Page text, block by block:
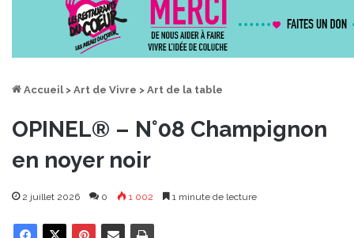
Accueil > Art de Vivre > Art de la table
OPINEL® – N°08 Champignon
en noyer noir
2 juillet 2026 0 1 002 1 minute de lecture